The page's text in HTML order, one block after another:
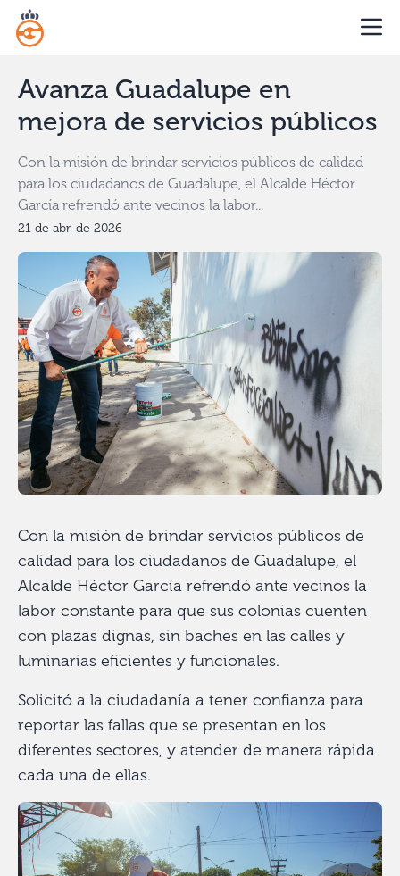
Avanza Guadalupe en
mejora de servicios públicos
Con la misión de brindar servicios públicos de calidad
para los ciudadanos de Guadalupe, el Alcalde Héctor
García refrendó ante vecinos la labor...
21 de abr. de 2026
Con la misión de brindar servicios públicos de
calidad para los ciudadanos de Guadalupe, el
Alcalde Héctor García refrendó ante vecinos la
labor constante para que sus colonias cuenten
con plazas dignas, sin baches en las calles y
luminarias eficientes y funcionales.
Solicitó a la ciudadanía a tener confianza para
reportar las fallas que se presentan en los
diferentes sectores, y atender de manera rápida
cada una de ellas.